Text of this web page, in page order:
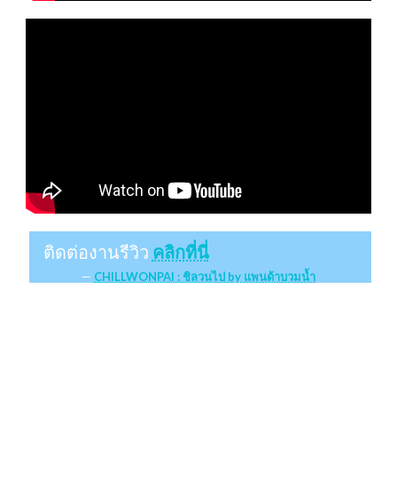
ติดต่องานรีวิว คลิกที่นี่
CHILLWONPAI : ชิลวนไป by แพนด้าบวมน้ำ